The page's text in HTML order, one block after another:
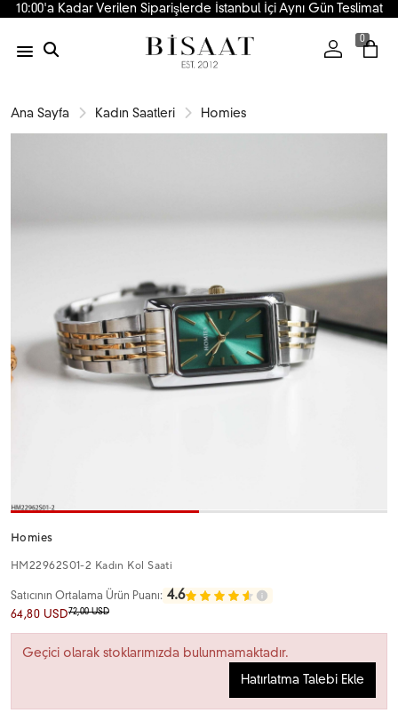
10:00'a Kadar Verilen Siparişlerde İstanbul İçi Aynı Gün Teslimat
0
Ana Sayfa Kadın Saatleri Homies
Homies
HM22962S01-2 Kadın Kol Saati
Satıcının Ortalama Ürün Puanı: 4.6
64,80 USD72,00 USD
Geçici olarak stoklarımızda bulunmamaktadır.
Hatırlatma Talebi Ekle